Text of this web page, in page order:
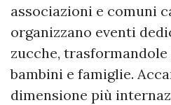
associazioni e comuni
organizzano eventi
zucche,
bambini e famiglie.
dimensione più